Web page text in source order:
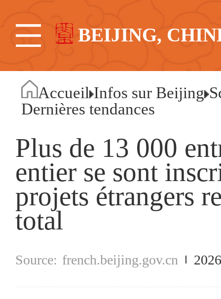
BEIJING,
Accueil Infos sur Beijing
Dernières tendances
Plus de 13 000
entier se sont
projets étrangers
total
french.beijing.gov.cn